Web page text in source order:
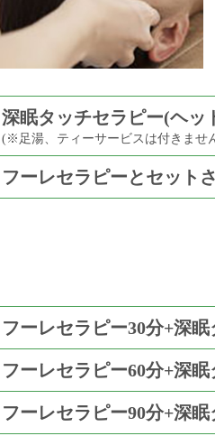
深眠タッチセラピー(ヘッ
(※足湯、ティーサービスは付きませ
フーレセラピーとセット
フーレセラピー30分+深眠
フーレセラピー60分+深眠
フーレセラピー90分+深眠